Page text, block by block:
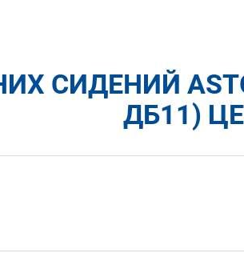
СИДЕНИЙ
ДБ11)